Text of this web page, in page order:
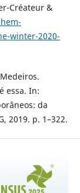
Créateur &
winter-2020-
essa. In:
da
2019. p. 1–322.